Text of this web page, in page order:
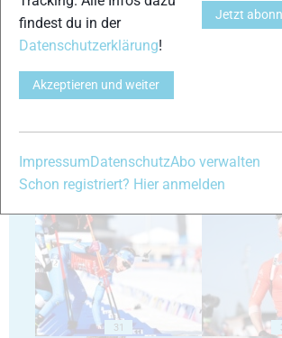
31
findest du in der
Datenschutzerklärung!
Akzeptieren und weiter
Jetzt
ImpressumDatenschutzAbo verwalten
Schon registriert? Hier anmelden